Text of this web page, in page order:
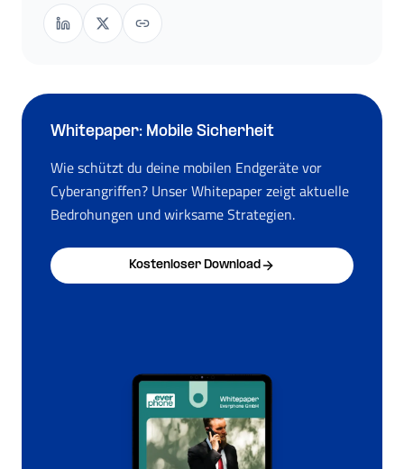
Whitepaper: Mobile Sicherheit
Wie schützt du deine mobilen Endgeräte vor
Cyberangriffen? Unser Whitepaper zeigt aktuelle
Bedrohungen und wirksame Strategien.
Kostenloser Download